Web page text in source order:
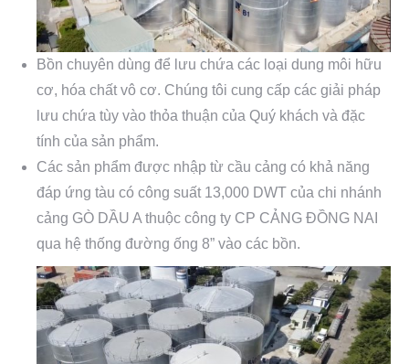
Bồn chuyên dùng để lưu chứa các loại dung môi hữu
cơ, hóa chất vô cơ. Chúng tôi cung cấp các giải pháp
lưu chứa tùy vào thỏa thuận của Quý khách và đặc
tính của sản phẩm.
Các sản phẩm được nhập từ cầu cảng có khả năng
đáp ứng tàu có công suất 13,000 DWT của chi nhánh
cảng GÒ DẦU A thuộc công ty CP CẢNG ĐỒNG NAI
qua hệ thống đường ống 8” vào các bồn.